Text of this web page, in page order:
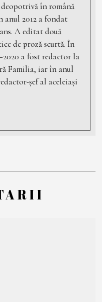
în română
anul 2012 a fondat
A editat două
de proză scurtă. În
a fost redactor la
Familia, iar în anul
șef al aceleiași